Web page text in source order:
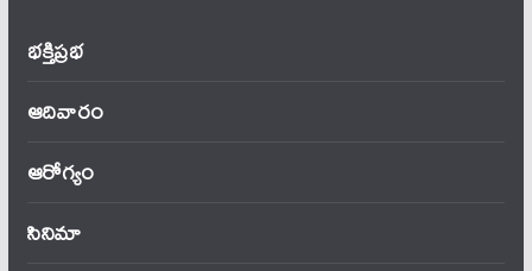
భక్తిప్రభ
ఆదివారం
ఆరోగ్యం
సినిమా